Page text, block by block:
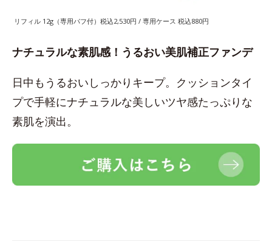
リフィル 12g（専用パフ付）税込2,530円 / 専用ケース 税込880円
ナチュラルな素肌感！うるおい美肌補正ファンデ
日中もうるおいしっかりキープ。クッションタイ
プで手軽にナチュラルな美しいツヤ感たっぷりな
素肌を演出。